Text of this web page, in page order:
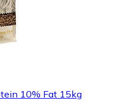
10% Fat 15kg